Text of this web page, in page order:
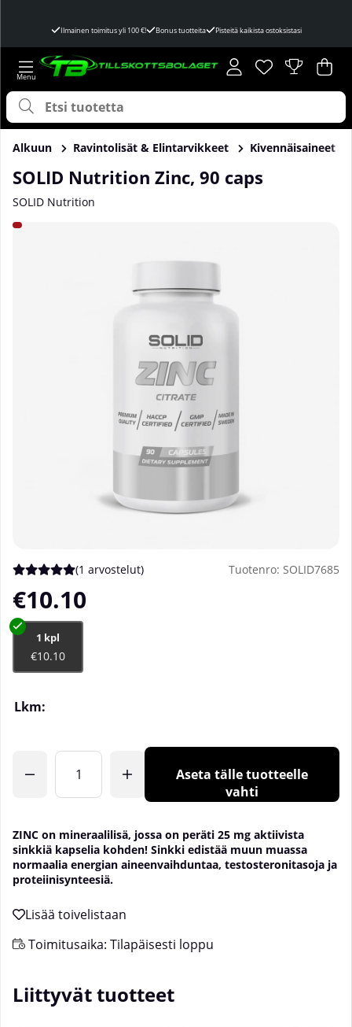
Ilmainen toimitus yli 100 €! Bonus tuotteita Pisteitä kaikista ostoksistasi
Toivelista
Lukumäärä
. .
Alkuun Ravintolisät & Elintarvikkeet Kivennäisaineet
SOLID Nutrition Zinc, 90 caps
SOLID Nutrition
Tuotekuvat SOLID Nutrition Zinc, 90 caps
Keskiarvoluokitus 5 / 5 Arvioiden määrä 1
(1 arvostelut) Tuotenro: SOLID7685
€10.10
1 kpl
€10.10
Lkm:
Aseta tälle tuotteelle
vahti
ZINC on mineraalilisä, jossa on peräti 25 mg aktiivista
sinkkiä kapselia kohden! Sinkki edistää muun muassa
normaalia energian aineenvaihduntaa, testosteronitasoja ja
proteiinisynteesiä.
Toimitusaika: Tilapäisesti loppu
Liittyvät tuotteet